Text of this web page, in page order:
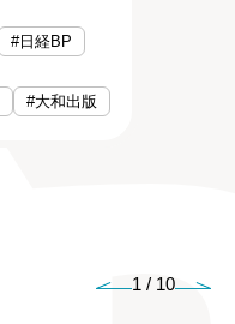
#日経BP
#大和出版
1 / 10